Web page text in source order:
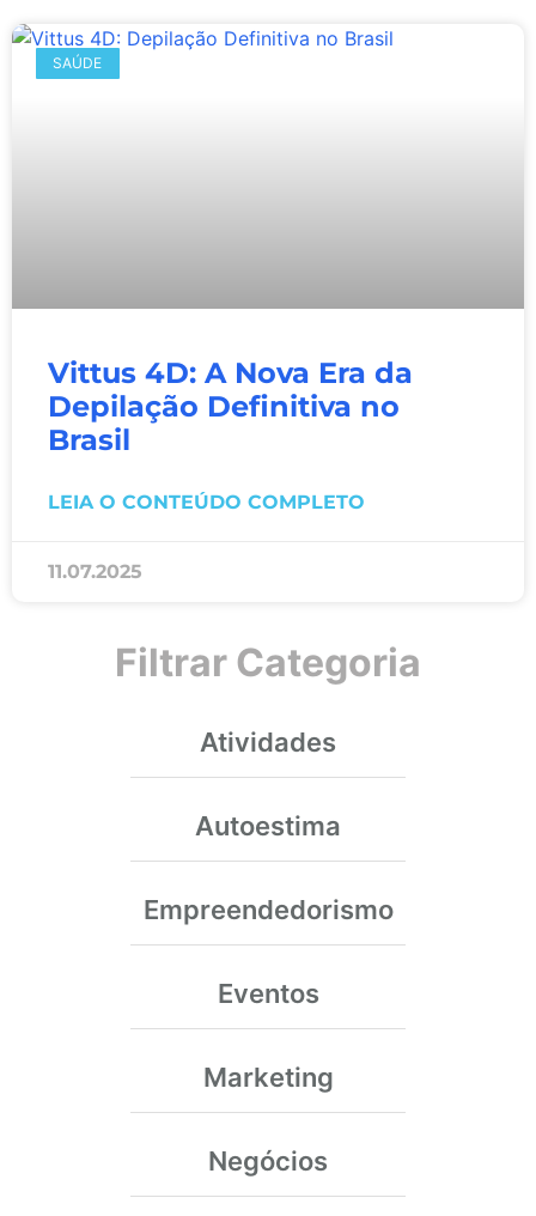
SAÚDE
Vittus 4D: A Nova Era da
Depilação Definitiva no
Brasil
LEIA O CONTEÚDO COMPLETO
11.07.2025
Filtrar Categoria
Atividades
Autoestima
Empreendedorismo
Eventos
Marketing
Negócios